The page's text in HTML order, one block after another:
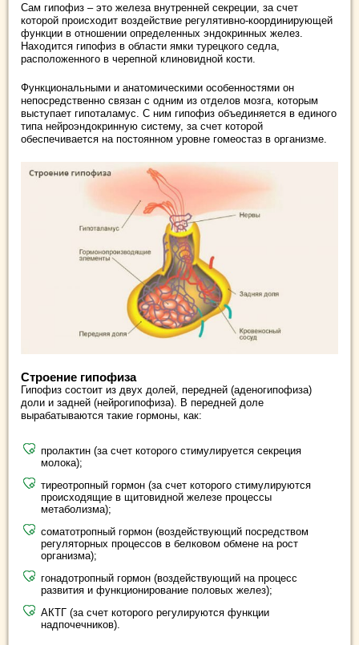
Сам гипофиз – это железа внутренней секреции, за счет
которой происходит воздействие регулятивно-координирующей
функции в отношении определенных эндокринных желез.
Находится гипофиз в области ямки турецкого седла,
расположенного в черепной клиновидной кости.
Функциональными и анатомическими особенностями он
непосредственно связан с одним из отделов мозга, которым
выступает гипоталамус. С ним гипофиз объединяется в единого
типа нейроэндокринную систему, за счет которой
обеспечивается на постоянном уровне гомеостаз в организме.
Строение гипофиза
Гипофиз состоит из двух долей, передней (аденогипофиза)
доли и задней (нейрогипофиза). В передней доле
вырабатываются такие гормоны, как:
пролактин (за счет которого стимулируется секреция
молока);
тиреотропный гормон (за счет которого стимулируются
происходящие в щитовидной железе процессы
метаболизма);
соматотропный гормон (воздействующий посредством
регуляторных процессов в белковом обмене на рост
организма);
гонадотропный гормон (воздействующий на процесс
развития и функционирование половых желез);
АКТГ (за счет которого регулируются функции
надпочечников).